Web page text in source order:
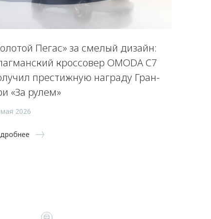
Пегас» за смелый дизайн:
кроссовер OMODA C7
престижную награду Гран-
«За рулем»
2026